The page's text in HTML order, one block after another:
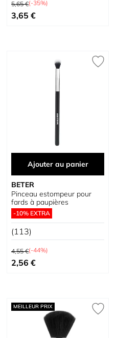
5,65 €(-35%)
Prix spécial
3,65 €
Ajouter au panier
BETER
Pinceau estompeur pour
fards à paupières
-10% EXTRA
(113)
Prix normal
4,55 €(-44%)
Prix spécial
2,56 €
MEILLEUR PRIX